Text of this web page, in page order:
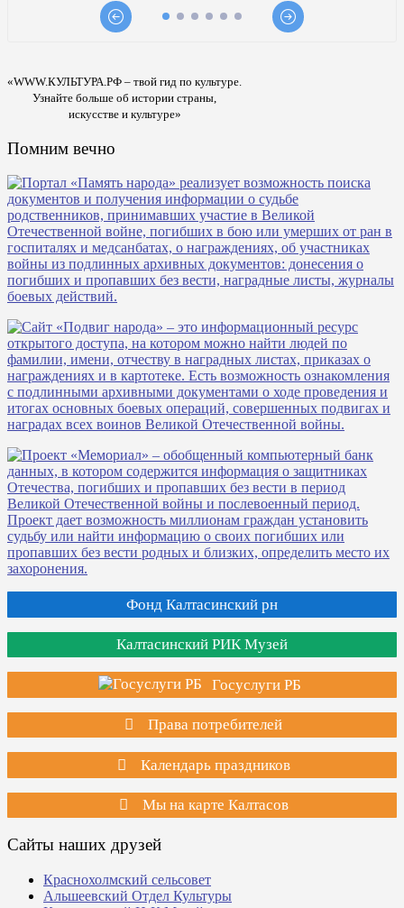
«WWW.КУЛЬТУРА.РФ – твой гид по культуре.
Узнайте больше об истории страны,
искусстве и культуре»
Помним вечно
Фонд Калтасинский рн
Калтасинский РИК Музей
Госуслуги РБ
Права потребителей
Календарь праздников
Мы на карте Калтасов
Сайты наших друзей
Краснохолмский сельсовет
Альшеевский Отдел Культуры